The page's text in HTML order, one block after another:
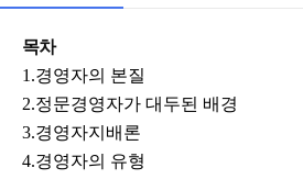
목차
1.경영자의 본질
2.정문경영자가 대두된 배경
3.경영자지배론
4.경영자의 유형